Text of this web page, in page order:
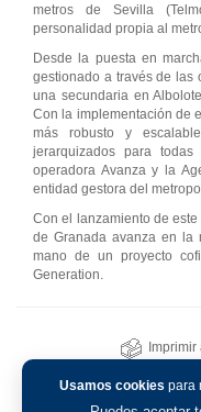
Usamos cookies para
metros de Sevilla
personalidad propia al
Desde la puesta en
gestionado a través de las
una secundaria en
Con la implementación de
más robusto y
jerarquizados para
operadora Avanza y la
entidad gestora del
Con el lanzamiento de
de Granada avanza en la
mano de un proyecto
Generation.
Imprimir